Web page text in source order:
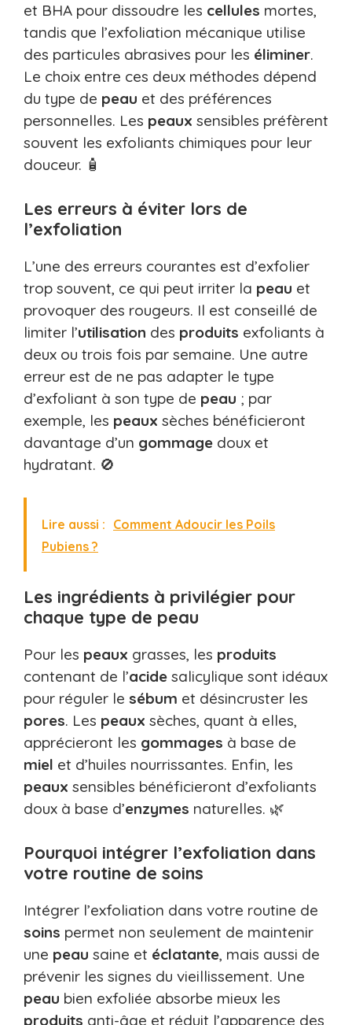
et BHA pour dissoudre les cellules mortes,
tandis que l’exfoliation mécanique utilise
des particules abrasives pour les éliminer.
Le choix entre ces deux méthodes dépend
du type de peau et des préférences
personnelles. Les peaux sensibles préfèrent
souvent les exfoliants chimiques pour leur
douceur. 🧴
Les erreurs à éviter lors de
l’exfoliation
L’une des erreurs courantes est d’exfolier
trop souvent, ce qui peut irriter la peau et
provoquer des rougeurs. Il est conseillé de
limiter l’utilisation des produits exfoliants à
deux ou trois fois par semaine. Une autre
erreur est de ne pas adapter le type
d’exfoliant à son type de peau ; par
exemple, les peaux sèches bénéficieront
davantage d’un gommage doux et
hydratant. 🚫
Lire aussi : Comment Adoucir les Poils
Pubiens ?
Les ingrédients à privilégier pour
chaque type de peau
Pour les peaux grasses, les produits
contenant de l’acide salicylique sont idéaux
pour réguler le sébum et désincruster les
pores. Les peaux sèches, quant à elles,
apprécieront les gommages à base de
miel et d’huiles nourrissantes. Enfin, les
peaux sensibles bénéficieront d’exfoliants
doux à base d’enzymes naturelles. 🌿
Pourquoi intégrer l’exfoliation dans
votre routine de soins
Intégrer l’exfoliation dans votre routine de
soins permet non seulement de maintenir
une peau saine et éclatante, mais aussi de
prévenir les signes du vieillissement. Une
peau bien exfoliée absorbe mieux les
produits anti-âge et réduit l’apparence des